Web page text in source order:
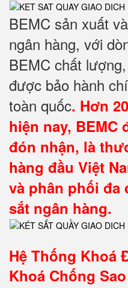
BEMC sản xuất
ngân hàng, với
BEMC chất
được bảo hành
toàn quốc. Hơn
hiện nay,
đón nhận, là
hàng đầu Việt
và phân phối đa
sắt ngân hàng.
Hệ Thống Khoá
Khoá Chống